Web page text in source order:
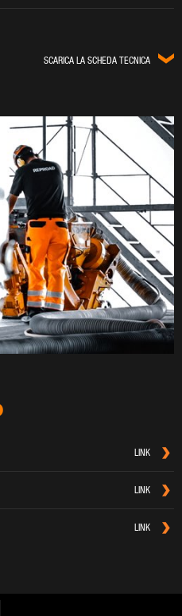
SCARICA LA SCHEDA TECNICA
LINK
LINK
LINK